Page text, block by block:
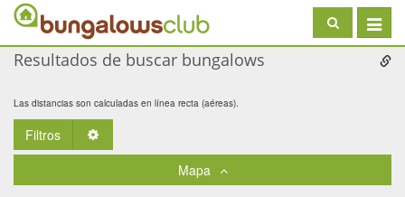
Toggle
Resultados de buscar bungalows
Las distancias son calculadas en línea recta (aéreas).
Filtros
Mapa